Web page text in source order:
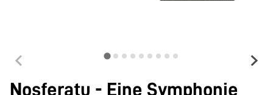
Nosferatu - Eine Symphonie